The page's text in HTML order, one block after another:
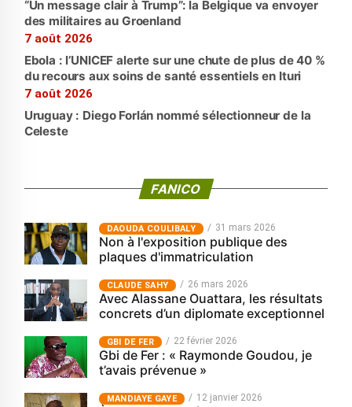
“Un message clair à Trump”: la Belgique va envoyer
des militaires au Groenland
7 août 2026
Ebola : l’UNICEF alerte sur une chute de plus de 40 %
du recours aux soins de santé essentiels en Ituri
7 août 2026
Uruguay : Diego Forlán nommé sélectionneur de la
Celeste
FANICO
‎DAOUDA COULIBALY 31 mars 2026
Non à l'exposition publique des
plaques d'immatriculation
CLAUDE SAHY 26 mars 2026
Avec Alassane Ouattara, les résultats
concrets d’un diplomate exceptionnel
GBI DE FER 22 février 2026
Gbi de Fer : « Raymonde Goudou, je
t’avais prévenue »
MANDIAYE GAYE 12 janvier 2026